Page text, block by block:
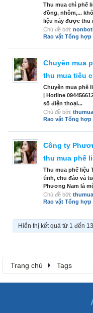
Thu mua chì phế
đồng, nhôm,...
liệu này được thu
Chủ đề bởi:
Rao vặt Tổng hợp
Chuyên mua
thu mua tiêu
Chuyên mua phế
| Hotline
số điện thoại...
Chủ đề bởi:
Rao vặt Tổng hợp
Công ty
thu mua phế
Thu mua phế liệu
tình, chu đáo và
Phương Nam là
Chủ đề bởi:
Rao vặt Tổng hợp
Hiển thị kết quả từ 1 đến
Trang chủ Tags